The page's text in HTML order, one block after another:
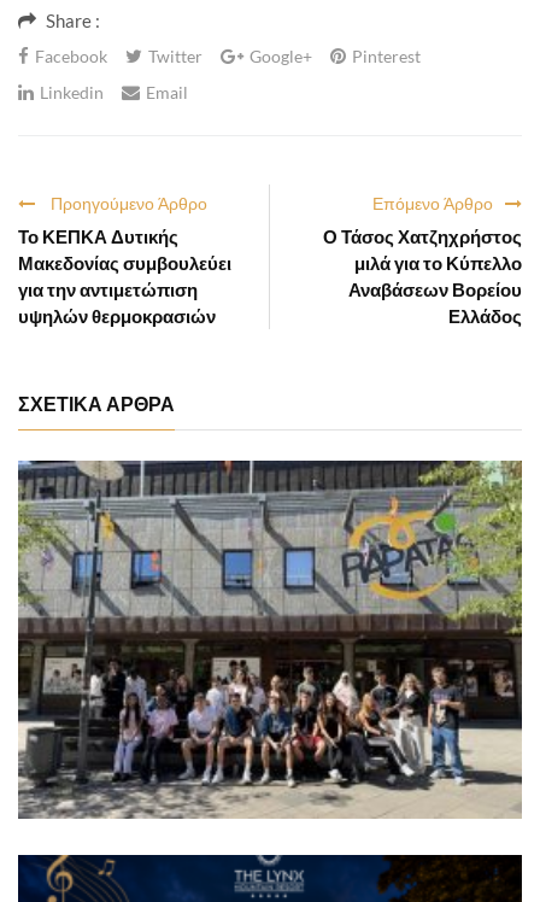
Share :
Facebook Twitter Google+
Pinterest
Linkedin
Email
Επόμενο Άρθρο
Ο Τάσος Χατζηχρήστος
μιλά για το Κύπελλο
Αναβάσεων Βορείου
Ελλάδος
Προηγούμενο Άρθρο
Το ΚΕΠΚΑ Δυτικής
Μακεδονίας συμβουλεύει
για την αντιμετώπιση
υψηλών θερμοκρασιών
ΣΧΕΤΙΚΑ ΑΡΘΡΑ